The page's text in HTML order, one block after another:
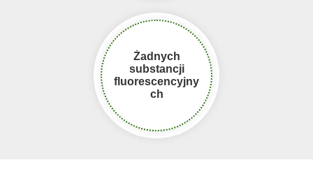
Żadnych
substancji
fluorescencyjny
ch